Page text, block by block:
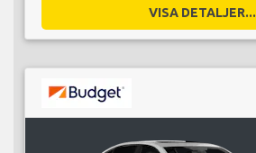
VISA DETALJER...